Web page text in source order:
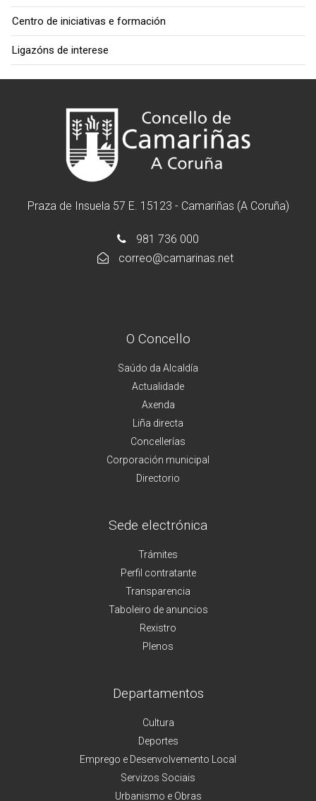
Centro de iniciativas e formación
Ligazóns de interese
Praza de Insuela 57 E. 15123 - Camariñas (A Coruña)
981 736 000
correo@camarinas.net
O Concello
Saúdo da Alcaldía
Actualidade
Axenda
Liña directa
Concellerías
Corporación municipal
Directorio
Sede electrónica
Trámites
Perfil contratante
Transparencia
Taboleiro de anuncios
Rexistro
Plenos
Departamentos
Cultura
Deportes
Emprego e Desenvolvemento Local
Servizos Sociais
Urbanismo e Obras